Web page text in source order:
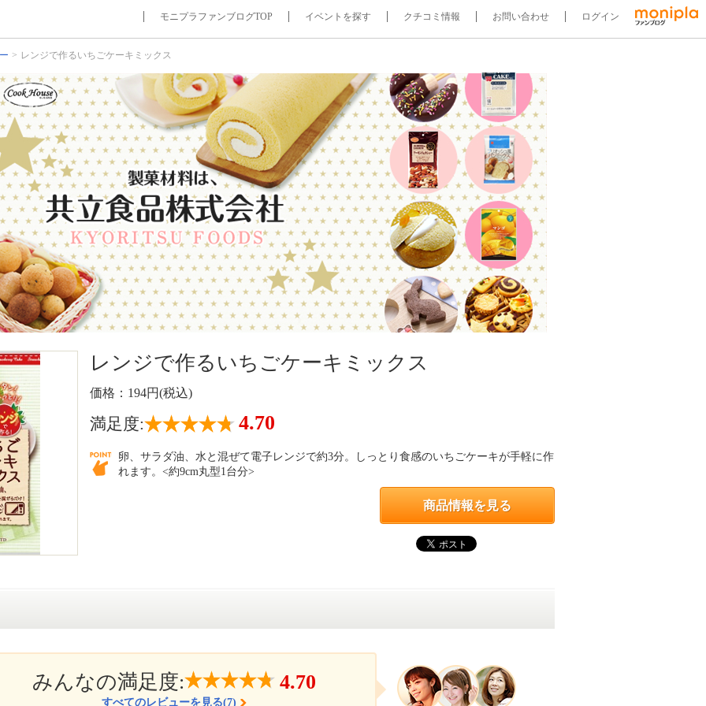
モニプラファンブログTOP イベントを探す クチコミ情報 お問い合わせ ログイン
レンジで作るいちごケーキミックス
レンジで作るいちごケーキミックス
価格：194円(税込)
満足度: 4.70
卵、サラダ油、水と混ぜて電子レンジで約3分。しっとり食感のいちごケーキが手軽に作
れます。<約9cm丸型1台分>
商品情報を見る
みんなの満足度: 4.70
すべてのレビューを見る(7)